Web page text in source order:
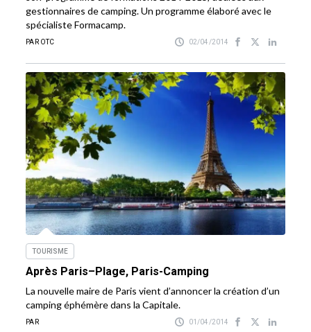
gestionnaires de camping. Un programme élaboré avec le
spécialiste Formacamp.
PAR OTC 02/04/2014
TOURISME
Après Paris–Plage, Paris-Camping
La nouvelle maire de Paris vient d’annoncer la création d’un
camping éphémère dans la Capitale.
PAR 01/04/2014